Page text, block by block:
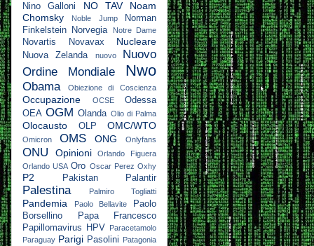
Nino Galloni NO TAV
Noam
Chomsky
Noble Jump
Norman
Finkelstein
Norvegia Notre Dame
Novartis Novavax Nucleare
Nuova Zelanda nuovo
Nuovo
Ordine Mondiale
Nwo
Obama Obiezione di Coscienza
Occupazione OCSE
Odessa
OEA OGM Olanda Olio di Palma
Olocausto OLP OMC/WTO
Omicron OMS ONG Onlyfans
ONU Opinioni
Orlando Figuera
Orlando USA Oro Oscar Perez Oxhy
P2 Pakistan Palantir
Palestina Palmiro Togliatti
Pandemia Paolo Bellavite
Paolo
Borsellino
Papa Francesco
Papillomavirus HPV Paracetamolo
Paraguay Parigi Pasolini Patagonia